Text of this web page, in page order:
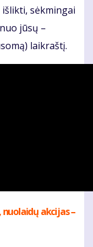
išlikti, sėkmingai
jūsų –
laikraštį.
akcijas –